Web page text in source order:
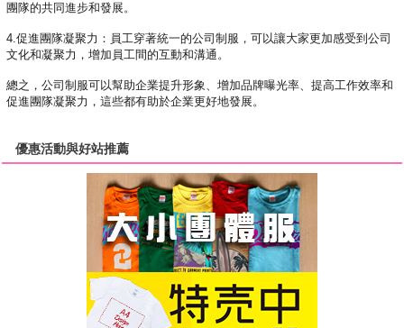
團隊的共同進步和發展。
4.促進團隊凝聚力：員工穿著統一的公司制服， 可以讓大家更加感受到公司
文化和凝聚力， 增加員工間的互動和溝通。
總之，公司制服可以幫助企業提升形象、增加品牌曝光率、 提高工作效率和
促進團隊凝聚力，這些都有助於企業更好地發展。
優惠活動與好站推薦